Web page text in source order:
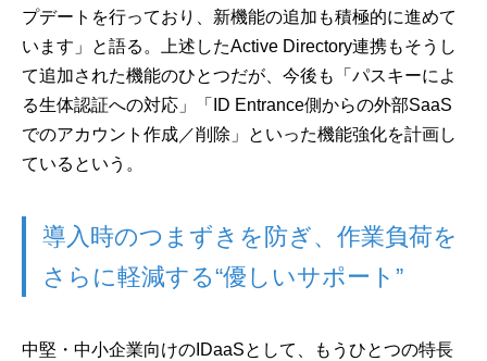
プデートを行っており、新機能の追加も積極的に進めて
います」と語る。上述したActive Directory連携もそうし
て追加された機能のひとつだが、今後も「パスキーによ
る生体認証への対応」「ID Entrance側からの外部SaaS
でのアカウント作成／削除」といった機能強化を計画し
ているという。
導入時のつまずきを防ぎ、作業負荷を
さらに軽減する“優しいサポート”
中堅・中小企業向けのIDaaSとして、もうひとつの特長